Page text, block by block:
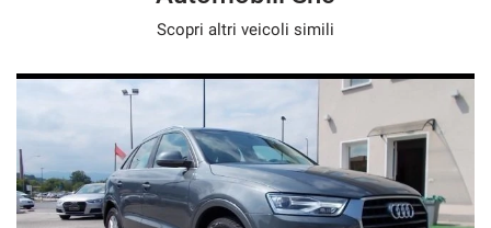
Scopri altri veicoli simili